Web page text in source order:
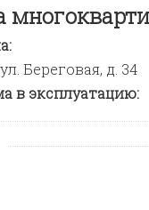
Береговая, д. 34
в эксплуатацию: